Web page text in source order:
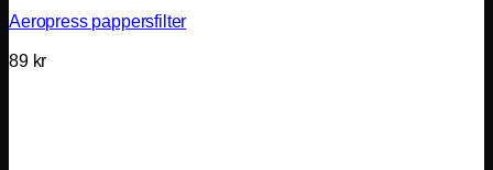
Aeropress pappersfilter
89 kr